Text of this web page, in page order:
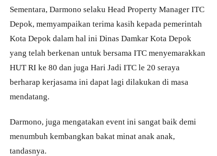
Sementara, Darmono selaku Head Property Manager ITC
Depok, memyampaikan terima kasih kepada pemerintah
Kota Depok dalam hal ini Dinas Damkar Kota Depok
yang telah berkenan untuk bersama ITC menyemarakkan
HUT RI ke 80 dan juga Hari Jadi ITC le 20 seraya
berharap kerjasama ini dapat lagi dilakukan di masa
mendatang.
Darmono, juga mengatakan event ini sangat baik demi
menumbuh kembangkan bakat minat anak anak,
tandasnya.